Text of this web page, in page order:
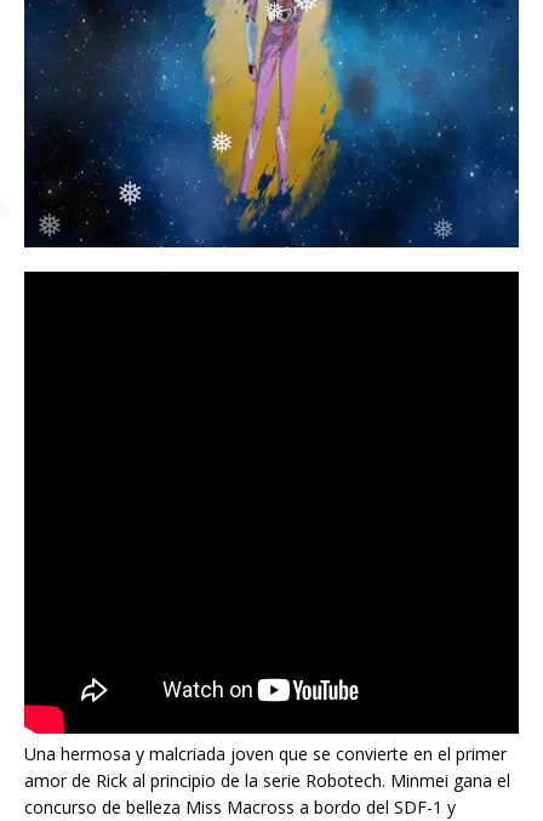
❅
❅
❅
Una hermosa y malcriada joven que se convierte en el primer
amor de Rick al principio de la serie Robotech. Minmei gana el
concurso de belleza Miss Macross a bordo del SDF-1 y